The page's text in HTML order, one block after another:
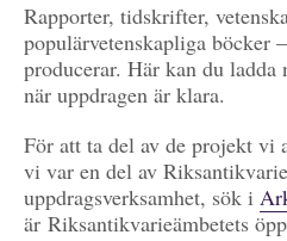
Rapporter, tidskrifter,
populärvetenskapliga böcker
producerar. Här kan du ladda
när uppdragen är klara.
För att ta del av de projekt vi
vi var en del av
uppdragsverksamhet, sök i
är Riksantikvarieämbetets